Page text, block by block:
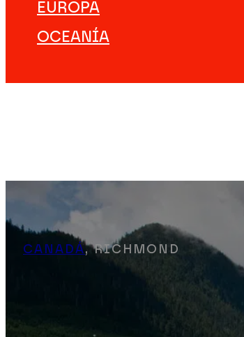
EUROPA
OCEANÍA
CANADÁ, RICHMOND